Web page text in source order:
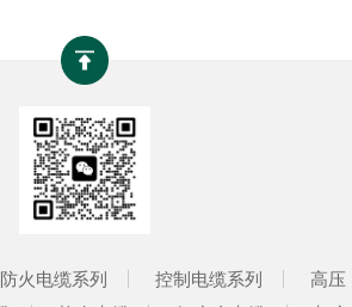
防火电缆系列 控制电缆系列
高压